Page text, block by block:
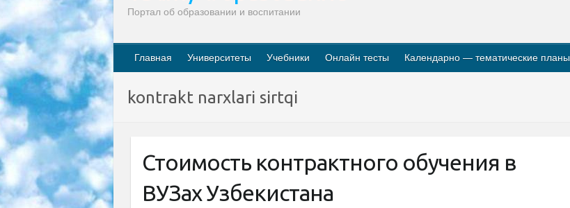
Портал об образовании и воспитании
Главная Университеты Учебники Онлайн тесты Календарно — тематические планы
kontrakt narxlari sirtqi
Стоимость контрактного обучения в
ВУЗах Узбекистана